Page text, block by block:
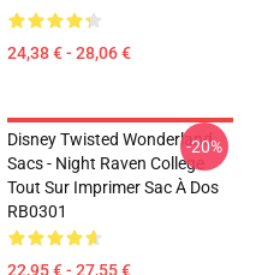
24,38 € - 28,06 €
Disney Twisted Wonderland
Sacs - Night Raven College
Tout Sur Imprimer Sac À Dos
RB0301
22,95 € - 27,55 €
-20%